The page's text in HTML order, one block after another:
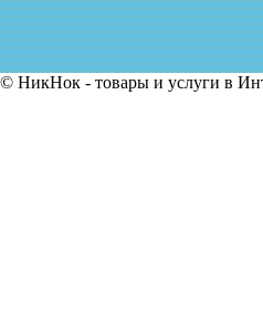
© НикНок - товары и услуги в